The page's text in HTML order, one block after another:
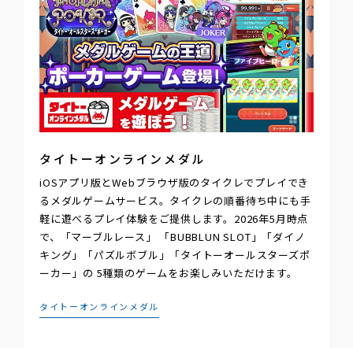
タイトーオンラインメダル
iOSアプリ版とWebブラウザ版のタイクレでプレイでき
るメダルゲームサービス。タイクレの順番待ち中にも手
軽に遊べるプレイ体験をご提供します。2026年5月時点
で、「マーブルレース」 「BUBBLUN SLOT」「ダイノ
キング」「パズルボブル」「タイトーオールスターズポ
ーカー」の 5種類のゲームをお楽しみいただけます。
タイトーオンラインメダル